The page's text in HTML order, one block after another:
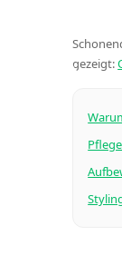
gezeigt: